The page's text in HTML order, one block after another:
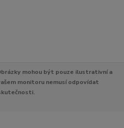
mohou být pouze ilustrativní a
monitoru nemusí odpovídat